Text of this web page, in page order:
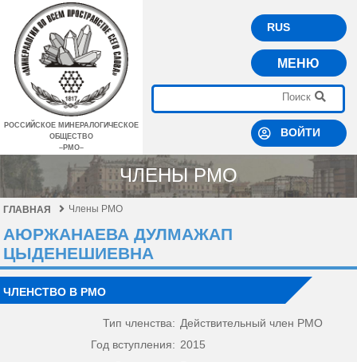
РОССИЙСКОЕ МИНЕРАЛОГИЧЕСКОЕ
ОБЩЕСТВО
–РМО–
RUS
МЕНЮ
ВОЙТИ
ЧЛЕНЫ РМО
ГЛАВНАЯ Члены РМО
АЮРЖАНАЕВА ДУЛМАЖАП
ЦЫДЕНЕШИЕВНА
ЧЛЕНСТВО В РМО
Тип членства: Действительный член РМО
Год вступления: 2015